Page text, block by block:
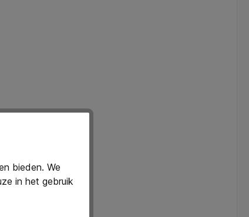
bieden. We
in het gebruik